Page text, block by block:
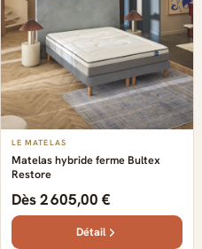
LE MATELAS
Matelas hybride ferme Bultex
Restore
Dès 2 605,00 €
Détail